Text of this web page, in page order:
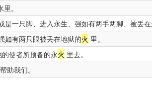
。
一只脚、进入永生、强如有两手两脚、被丢
如有两只眼被丢在地狱的火 里。
使者所预备的永火 里去。
助我们。